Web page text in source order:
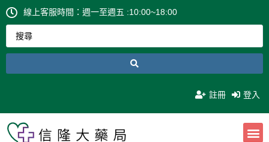
線上客服時間：週一至週五 :10:00~18:00
註冊 登入